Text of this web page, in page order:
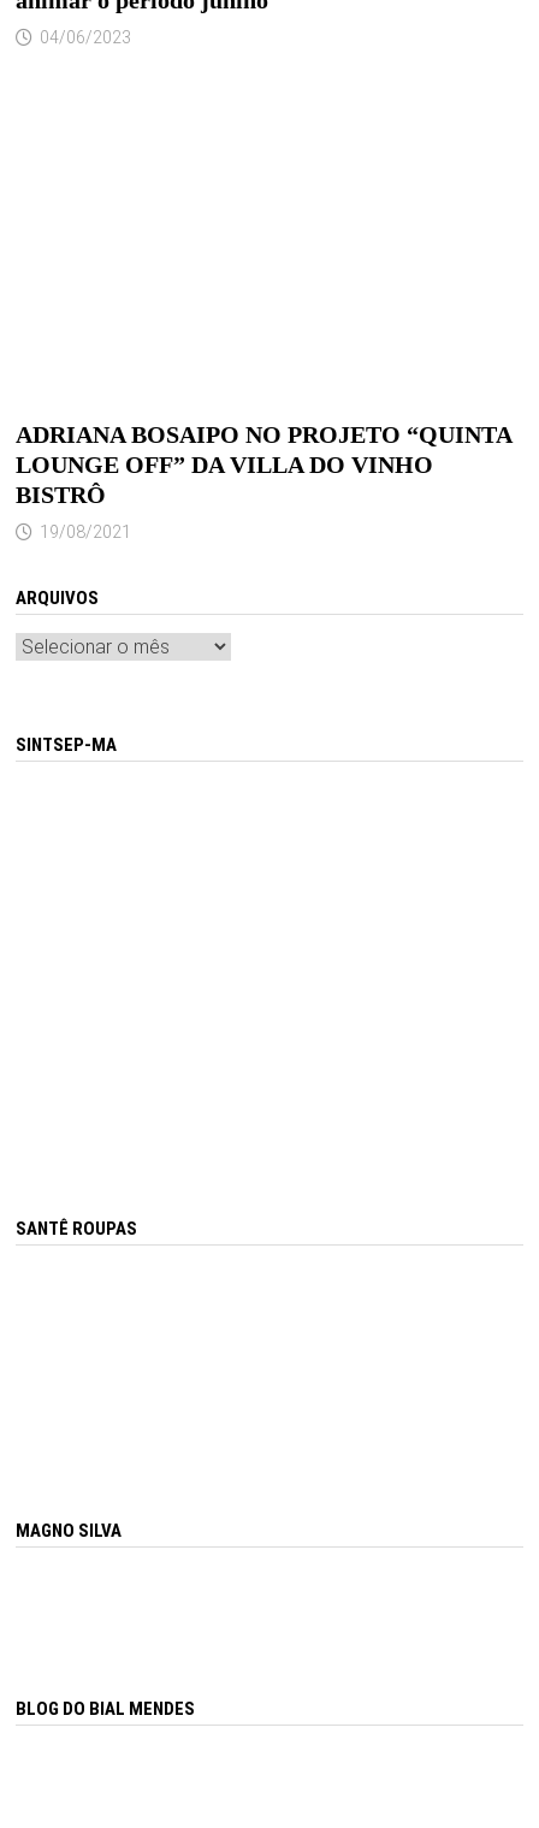
04/06/2023
ADRIANA BOSAIPO NO PROJETO “QUINTA
LOUNGE OFF” DA VILLA DO VINHO
BISTRÔ
19/08/2021
ARQUIVOS
Arquivos
SINTSEP-MA
SANTÊ ROUPAS
MAGNO SILVA
BLOG DO BIAL MENDES